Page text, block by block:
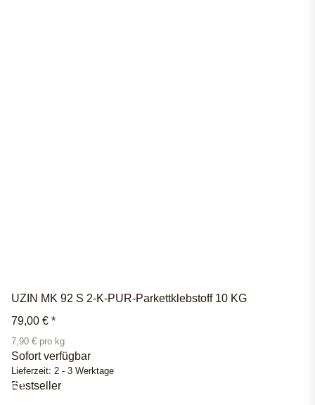
UZIN MK 92 S 2-K-PUR-Parkettklebstoff 10 KG
79,00 € *
7,90 € pro kg
Sofort verfügbar
Lieferzeit: 2 - 3 Werktage
Bestseller